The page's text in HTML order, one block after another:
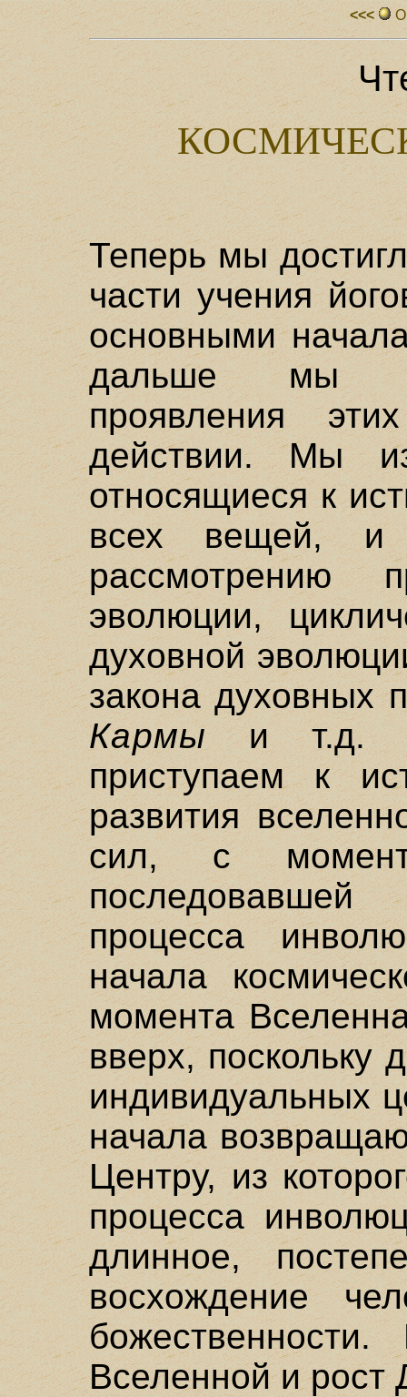
<<<
Теперь мы
части учения
основными
дальше мы
проявления
действии. Мы
относящиеся к
всех вещей, и
рассмотрению
эволюции,
духовной
закона духовных
Кармыи т.д. В
приступаем к
развития
сил, с
процесса
начала
момента
вверх, поскольку
индивидуальных
начала
Центру, из
процесса
длинное,
восхождение
Вселенной и рост